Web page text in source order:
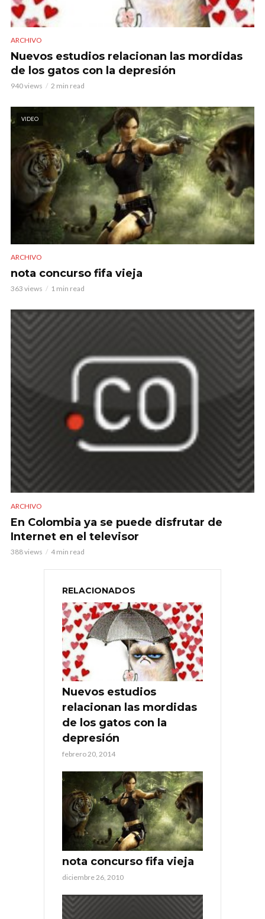
ARCHIVO
Nuevos estudios relacionan las mordidas
de los gatos con la depresión
940 views 2 min read
VIDEO
ARCHIVO
nota concurso fifa vieja
363 views 1 min read
ARCHIVO
En Colombia ya se puede disfrutar de
Internet en el televisor
388 views 4 min read
RELACIONADOS
Nuevos estudios
relacionan las mordidas
de los gatos con la
depresión
febrero 20, 2014
nota concurso fifa vieja
diciembre 26, 2010